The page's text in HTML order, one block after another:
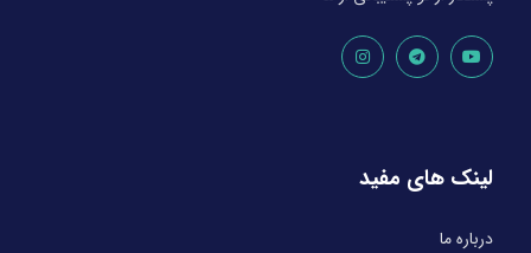
لینک های مفید
درباره ما